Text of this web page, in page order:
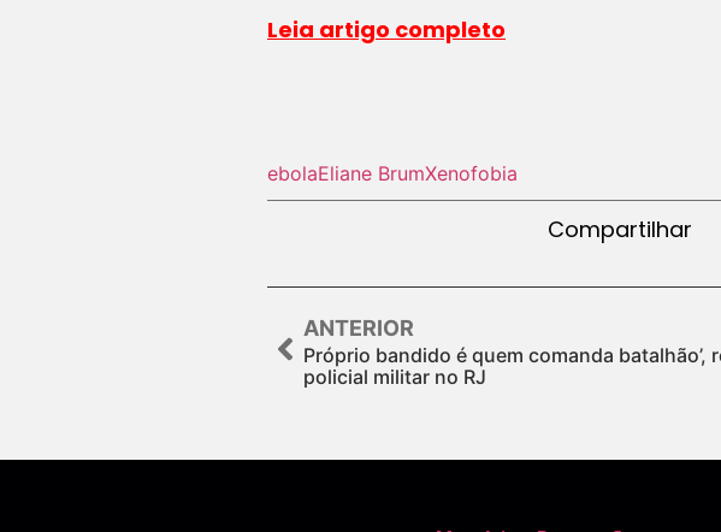
Leia artigo completo
ebolaEliane BrumXenofobia
Compartilhar
ANTERIOR
Próprio bandido é quem comanda batalhão’,
policial militar no RJ